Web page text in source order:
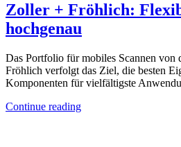
Zoller + Fröhlich:
hochgenau
Das Portfolio für mobiles Scannen von
Fröhlich verfolgt das Ziel, die besten
Komponenten für vielfältigste
Continue reading